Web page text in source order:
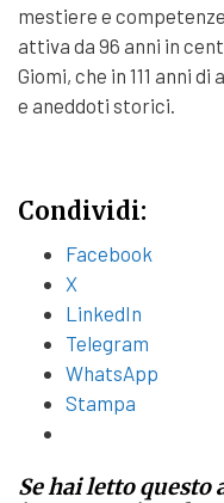
mestiere e
attiva da 96 anni in
Giomi, che in 111 anni
e aneddoti storici.
Condividi:
Facebook
X
LinkedIn
Telegram
WhatsApp
Stampa
Se hai letto questo